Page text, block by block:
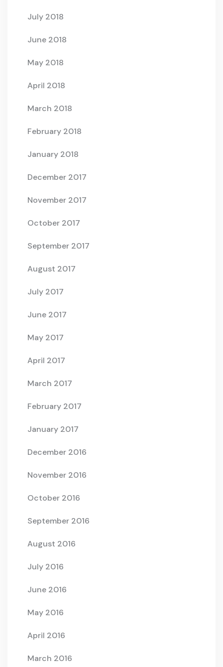
July 2018
June 2018
May 2018
April 2018
March 2018
February 2018
January 2018
December 2017
November 2017
October 2017
September 2017
August 2017
July 2017
June 2017
May 2017
April 2017
March 2017
February 2017
January 2017
December 2016
November 2016
October 2016
September 2016
August 2016
July 2016
June 2016
May 2016
April 2016
March 2016